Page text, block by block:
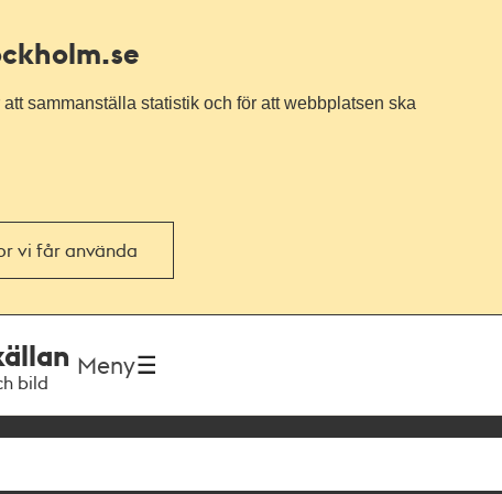
sammanställa statistik och för att webbplatsen ska
vi får använda
bild
Meny